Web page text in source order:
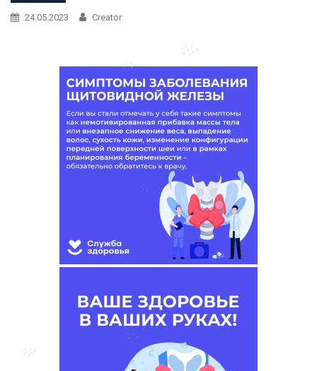
24.05.2023 Creator